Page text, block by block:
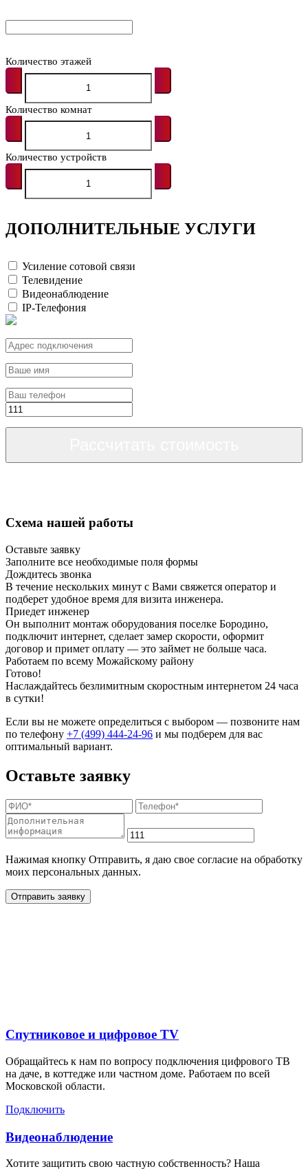
Количество этажей
Количество комнат
Количество устройств
ДОПОЛНИТЕЛЬНЫЕ УСЛУГИ
Усиление сотовой связи
Телевидение
Видеонаблюдение
IP-Телефония
Схема нашей работы
Оставьте заявку
Заполните все необходимые поля формы
Дождитесь звонка
В течение нескольких минут с Вами свяжется оператор и
подберет удобное время для визита инженера.
Приедет инженер
Он выполнит монтаж оборудования поселке Бородино,
подключит интернет, сделает замер скорости, оформит
договор и примет оплату — это займет не больше часа.
Работаем по всему Можайскому району
Готово!
Наслаждайтесь безлимитным скоростным интернетом 24 часа
в сутки!
Если вы не можете определиться с выбором — позвоните нам
по телефону +7 (499) 444-24-96 и мы подберем для вас
оптимальный вариант.
Оставьте заявку
Нажимая кнопку Отправить, я даю свое согласие на обработку
моих персональных данных.
Отправить заявку
Спутниковое и цифровое TV
Обращайтесь к нам по вопросу подключения цифрового ТВ
на даче, в коттедже или частном доме. Работаем по всей
Московской области.
Подключить
Видеонаблюдение
Хотите защитить свою частную собственность? Наша